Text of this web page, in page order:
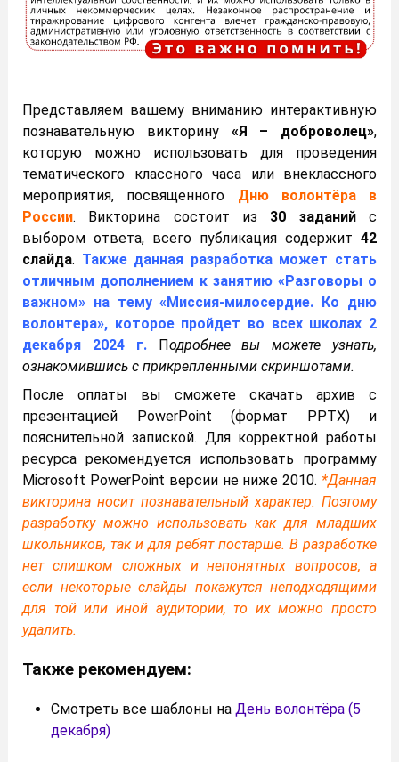
Представляем вашему вниманию интерактивную
познавательную викторину «Я – доброволец»,
которую можно использовать для проведения
тематического классного часа или внеклассного
мероприятия, посвященного Дню волонтёра в
России. Викторина состоит из 30 заданийс
выбором ответа, всего публикация содержит 42
слайда. Также данная разработка может стать
отличным дополнением к занятию «Разговоры о
важном» на тему «Миссия-милосердие. Ко дню
волонтера», которое пройдет во всех школах 2
декабря 2024 г.
Подробнее вы можете узнать,
ознакомившись с прикреплёнными скриншотами.
После оплаты вы сможете скачать архив с
презентацией PowerPoint (формат PPTX) и
пояснительной запиской. Для корректной работы
ресурса рекомендуется использовать программу
Microsoft PowerPoint версии не ниже 2010. *Данная
викторина носит познавательный характер. Поэтому
разработку можно использовать как для младших
школьников, так и для ребят постарше. В разработке
нет слишком сложных и непонятных вопросов, а
если некоторые слайды покажутся неподходящими
для той или иной аудитории, то их можно просто
удалить.
Также рекомендуем:
Смотреть все шаблоны на День волонтёра (5
декабря)